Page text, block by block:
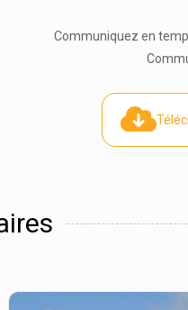
Communiquez en